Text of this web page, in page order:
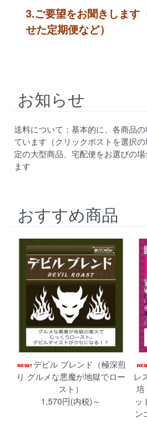
3.ご要望をお聞きします
せた定期便など）
お知らせ
送料について：基本的に、各商品
ています（クリックポストを選択
定の大型商品、宅配便をお選びの
ます
おすすめ商品
デビル ブレンド（極深煎
り グルメな悪魔が地獄でロー
スト）
1,570円(内税)～
レ
ッ
ン